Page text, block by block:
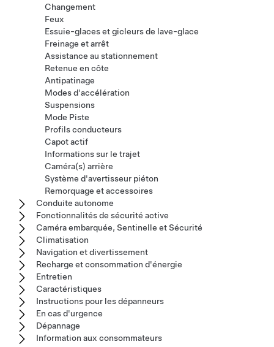
Changement
Feux
Essuie-glaces et gicleurs de lave-glace
Freinage et arrêt
Assistance au stationnement
Retenue en côte
Antipatinage
Modes d'accélération
Suspensions
Mode Piste
Profils conducteurs
Capot actif
Informations sur le trajet
Caméra(s) arrière
Système d'avertisseur piéton
Remorquage et accessoires
Conduite autonome
Fonctionnalités de sécurité active
Caméra embarquée, Sentinelle et Sécurité
Climatisation
Navigation et divertissement
Recharge et consommation d'énergie
Entretien
Caractéristiques
Instructions pour les dépanneurs
En cas d'urgence
Dépannage
Information aux consommateurs